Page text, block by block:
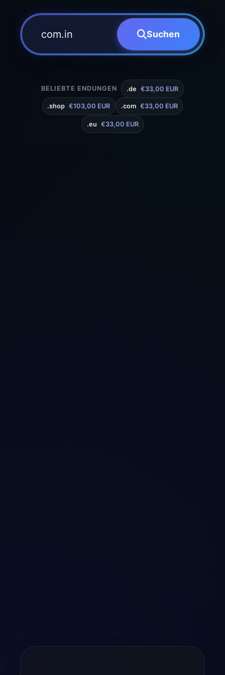
Suchen
BELIEBTE ENDUNGEN .de €33,00 EUR
.shop €103,00 EUR .com €33,00 EUR
.eu €33,00 EUR